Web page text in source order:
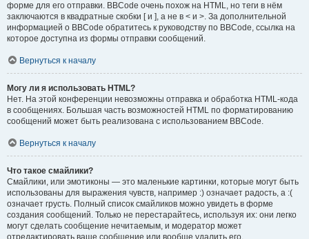
форме для его отправки. BBCode очень похож на HTML, но теги в нём
заключаются в квадратные скобки [ и ], а не в < и >. За дополнительной
информацией о BBCode обратитесь к руководству по BBCode, ссылка на
которое доступна из формы отправки сообщений.
Вернуться к началу
Могу ли я использовать HTML?
Нет. На этой конференции невозможны отправка и обработка HTML-кода
в сообщениях. Большая часть возможностей HTML по форматированию
сообщений может быть реализована с использованием BBCode.
Вернуться к началу
Что такое смайлики?
Смайлики, или эмотиконы — это маленькие картинки, которые могут быть
использованы для выражения чувств, например :) означает радость, а :(
означает грусть. Полный список смайликов можно увидеть в форме
создания сообщений. Только не перестарайтесь, используя их: они легко
могут сделать сообщение нечитаемым, и модератор может
отредактировать ваше сообщение или вообще удалить его.